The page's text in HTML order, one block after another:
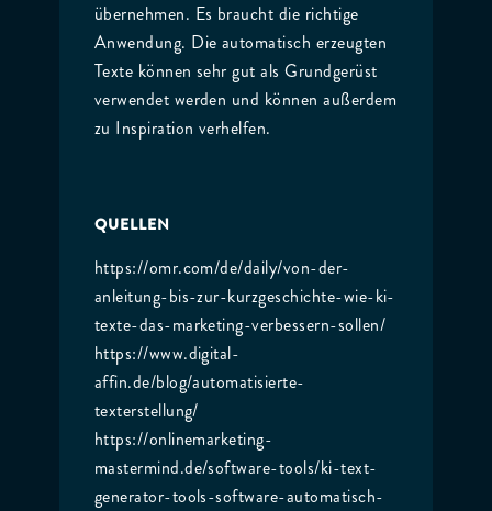
übernehmen. Es braucht die richtige
Anwendung. Die automatisch erzeugten
Texte können sehr gut als Grundgerüst
verwendet werden und können außerdem
zu Inspiration verhelfen.
QUELLEN
https://omr.com/de/daily/von-der-
anleitung-bis-zur-kurzgeschichte-wie-ki-
texte-das-marketing-verbessern-sollen/
https://www.digital-
affin.de/blog/automatisierte-
texterstellung/
https://onlinemarketing-
mastermind.de/software-tools/ki-text-
generator-tools-software-automatisch-